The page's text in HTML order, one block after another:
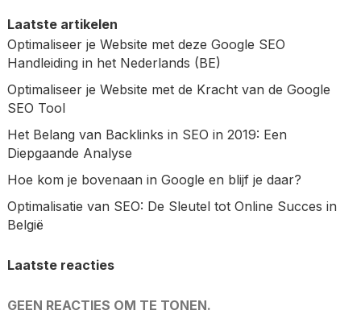
Laatste artikelen
Optimaliseer je Website met deze Google SEO
Handleiding in het Nederlands (BE)
Optimaliseer je Website met de Kracht van de Google
SEO Tool
Het Belang van Backlinks in SEO in 2019: Een
Diepgaande Analyse
Hoe kom je bovenaan in Google en blijf je daar?
Optimalisatie van SEO: De Sleutel tot Online Succes in
België
Laatste reacties
GEEN REACTIES OM TE TONEN.